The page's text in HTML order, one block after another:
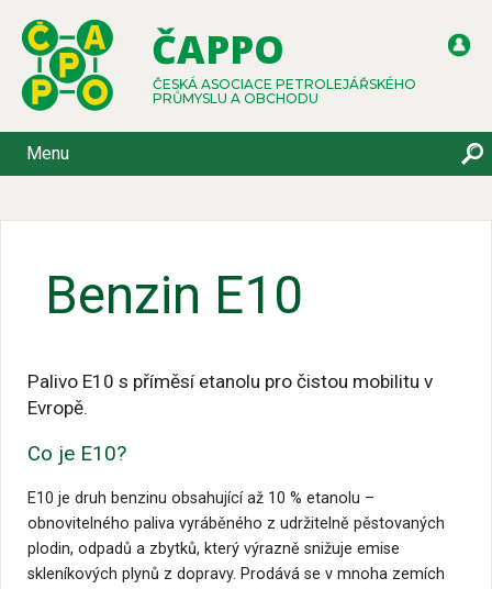
ČAPPO
ČESKÁ ASOCIACE PETROLEJÁŘSKÉHO
PRŮMYSLU A OBCHODU
Menu
Benzin E10
Palivo E10 s příměsí etanolu pro čistou mobilitu v
Evropě.
Co je E10?
E10 je druh benzinu obsahující až 10 % etanolu –
obnovitelného paliva vyráběného z udržitelně pěstovaných
plodin, odpadů a zbytků, který výrazně snižuje emise
skleníkových plynů z dopravy. Prodává se v mnoha zemích